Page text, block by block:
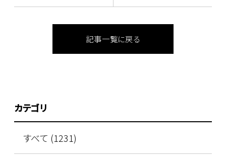
記事一覧に戻る
カテゴリ
すべて (1231)